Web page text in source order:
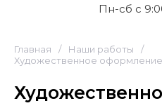
Пн-сб с
Главная / Наши работы
/
Художественное